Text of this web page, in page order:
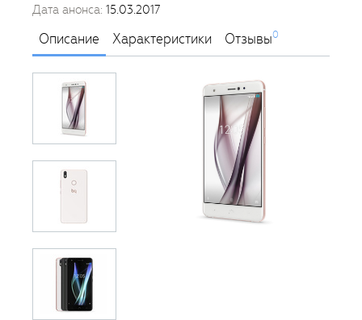
Дата анонса: 15.03.2017
Описание Характеристики Отзывы0